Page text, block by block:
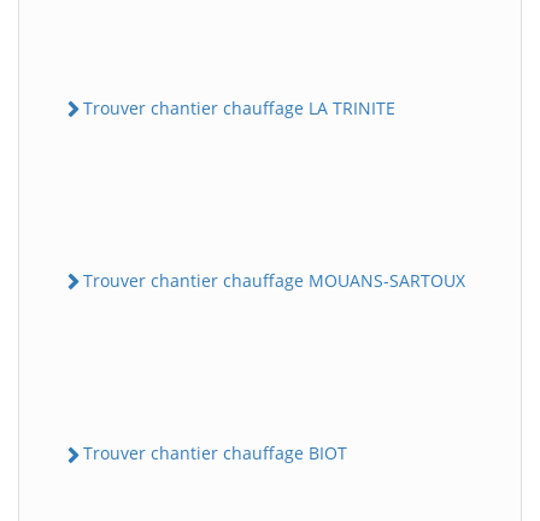
Trouver chantier chauffage LA TRINITE
Trouver chantier chauffage MOUANS-SARTOUX
Trouver chantier chauffage BIOT